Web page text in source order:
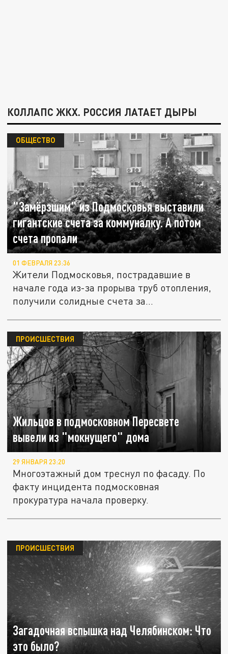
КОЛЛАПС ЖКХ. РОССИЯ ЛАТАЕТ ДЫРЫ
"Замёрзшим" из Подмосковья выставили
гигантские счета за коммуналку. А потом
счета пропали
ОБЩЕСТВО
01 ФЕВРАЛЯ 23:36
Жители Подмосковья, пострадавшие в
начале года из-за прорыва труб отопления,
получили солидные счета за...
Жильцов в подмосковном Пересвете
вывели из "мокнущего" дома
ПРОИСШЕСТВИЯ
29 ЯНВАРЯ 23:20
Многоэтажный дом треснул по фасаду. По
факту инцидента подмосковная
прокуратура начала проверку.
Загадочная вспышка над Челябинском: Что
это было?
ПРОИСШЕСТВИЯ